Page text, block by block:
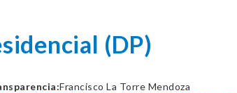
(DP)
Francisco La Torre Mendoza